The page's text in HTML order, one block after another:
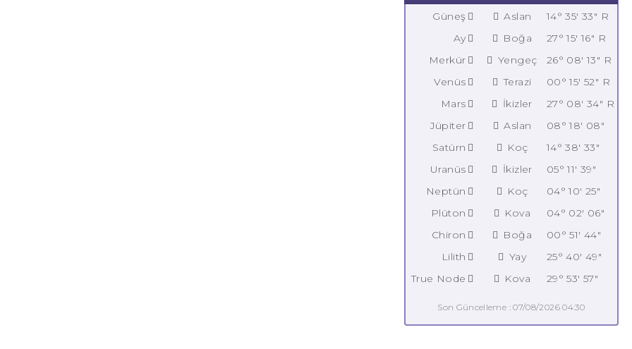
Güneş Aslan
14° 35' 33" R
Ay
Boğa
27° 15' 16" R
Merkür
Yengeç
26° 08' 13" R
Venüs
Terazi
00° 15' 52" R
Mars
İkizler
27° 08' 34" R
Jüpiter
Aslan
08° 18' 08"
Satürn
Koç
14° 38' 33"
Uranüs
İkizler
05° 11' 39"
Neptün
Koç
04° 10' 25"
Plüton
Kova
04° 02' 06"
Chiron
Boğa
00° 51' 44"
Lilith
Yay
25° 40' 49"
True Node
Kova 29° 53' 57"
Son Güncelleme : 07/08/2026 04:30